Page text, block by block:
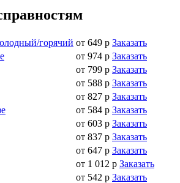
горячий от 649 р Заказать
от 974 р Заказать
от 799 р Заказать
от 588 р Заказать
от 827 р Заказать
от 584 р Заказать
от 603 р Заказать
от 837 р Заказать
от 647 р Заказать
от 1 012 р Заказать
от 542 р Заказать